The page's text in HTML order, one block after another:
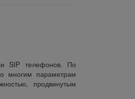
SIP телефонов. По
многим параметрам
продвинутым